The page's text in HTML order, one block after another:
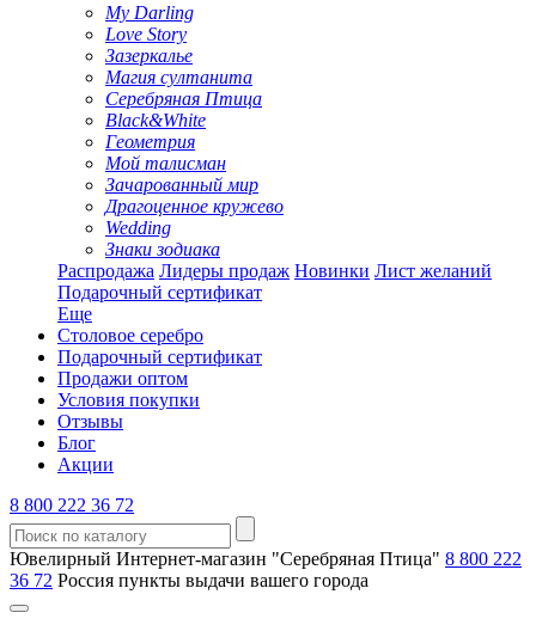
My Darling
Love Story
Зазеркалье
Магия султанита
Серебряная Птица
Black&White
Геометрия
Мой талисман
Зачарованный мир
Драгоценное кружево
Wedding
Знаки зодиака
Распродажа Лидеры продаж Новинки Лист желаний
Подарочный сертификат
Еще
Столовое серебро
Подарочный сертификат
Продажи оптом
Условия покупки
Отзывы
Блог
Акции
8 800 222 36 72
Ювелирный Интернет-магазин "Серебряная Птица" 8 800 222
36 72 Россия пункты выдачи вашего города